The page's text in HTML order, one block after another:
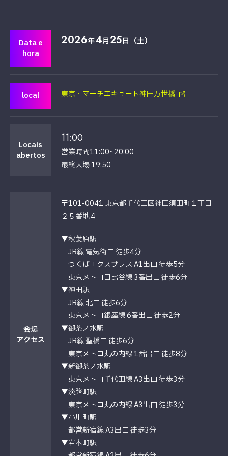
Data e
hora
2026年4月25日（土）
local 東京・マーチエキュート神田万世橋
Locais
abertos
11:00
営業時間11:00~20:00
最終入場 19:50
会場
アクセス
〒101-0041 東京都千代田区神田須田町１丁目
２５番地４
▼秋葉原駅
JR線 電気街口 徒歩4分
つくばエクスプレス A1出口 徒歩5分
東京メトロ日比谷線 3番出口 徒歩6分
▼神田駅
JR線 北口 徒歩6分
東京メトロ銀座線 6番出口 徒歩2分
▼御茶ノ水駅
JR線 聖橋口 徒歩6分
東京メトロ丸の内線 1番出口 徒歩8分
▼新御茶ノ水駅
東京メトロ千代田線 A3出口 徒歩3分
▼淡路町駅
東京メトロ丸の内線 A3出口 徒歩3分
▼小川町駅
都営新宿線 A3出口 徒歩3分
▼岩本町駅